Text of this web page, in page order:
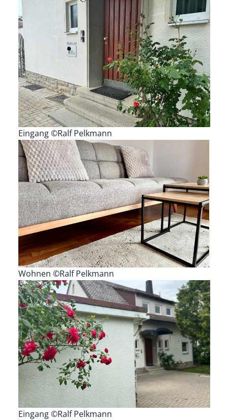
Eingang ©Ralf Pelkmann
Wohnen ©Ralf Pelkmann
Eingang ©Ralf Pelkmann